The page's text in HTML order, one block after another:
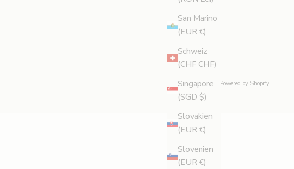
San Marino
(EUR €)
Schweiz
(CHF CHF)
Singapore
(SGD $)
Slovakien
(EUR €)
Slovenien
(EUR €)
© 2026 - Legology Powered by Shopify